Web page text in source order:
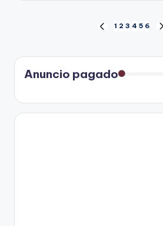
Paginación
de
entradas
PÁGINA
1 2 3 4 5 6
Anuncio pagado